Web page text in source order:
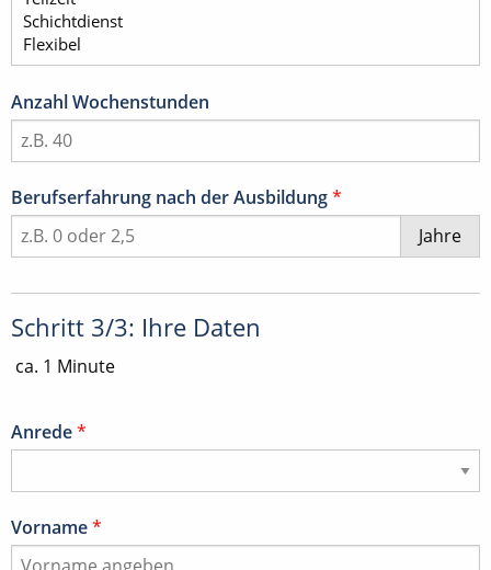
Anzahl Wochenstunden
Berufserfahrung nach der Ausbildung*
Jahre
Schritt 3/3: Ihre Daten
ca. 1 Minute
Anrede*
Vorname*